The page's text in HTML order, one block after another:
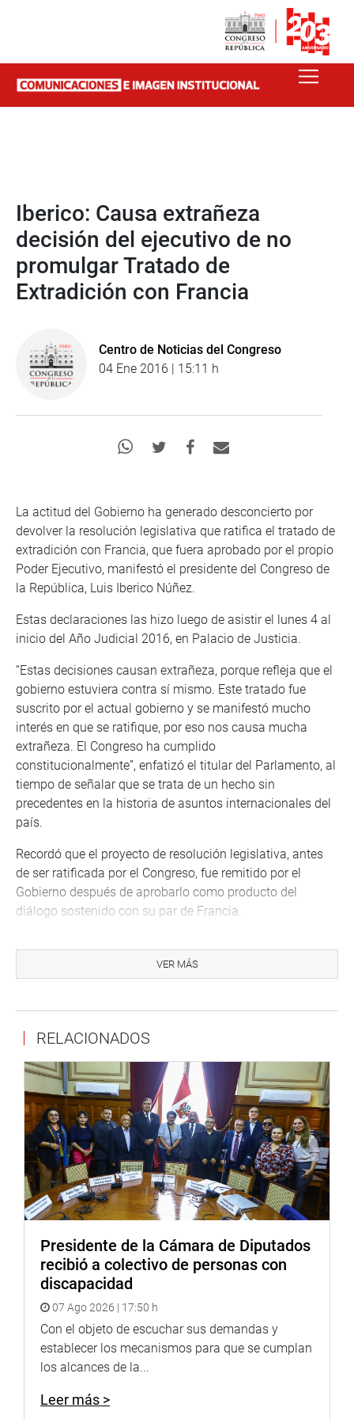
Iberico: Causa extrañeza
decisión del ejecutivo de no
promulgar Tratado de
Extradición con Francia
Centro de Noticias del Congreso
04 Ene 2016 | 15:11 h
La actitud del Gobierno ha generado desconcierto por
devolver la resolución legislativa que ratifica el tratado de
extradición con Francia, que fuera aprobado por el propio
Poder Ejecutivo, manifestó el presidente del Congreso de
la República, Luis Iberico Núñez.
Estas declaraciones las hizo luego de asistir el lunes 4 al
inicio del Año Judicial 2016, en Palacio de Justicia.
“Estas decisiones causan extrañeza, porque refleja que el
gobierno estuviera contra sí mismo. Este tratado fue
suscrito por el actual gobierno y se manifestó mucho
interés en que se ratifique, por eso nos causa mucha
extrañeza. El Congreso ha cumplido
constitucionalmente”, enfatizó el titular del Parlamento, al
tiempo de señalar que se trata de un hecho sin
precedentes en la historia de asuntos internacionales del
país.
Recordó que el proyecto de resolución legislativa, antes
de ser ratificada por el Congreso, fue remitido por el
Gobierno después de aprobarlo como producto del
diálogo sostenido con su par de Francia.
remitida por el Ejecutivo, el Congreso lo analiza, a través
de la Comisión de Relaciones Exteriores, y lo aprueba sin
Relató que apenas conocido este impasse se lo comunicó
y envió el oficio respectivo al presidente de la Comisión
de Relaciones Exteriores, Elías Rodríguez Zavaleta (CP),
que es el grupo de trabajo dictaminador. Fue él quien
determinó convocar a la canciller para que explique sobre
el sustento jurídico y constitucional de estas decisiones
que causan extrañeza, así como para que informe si el
gobierno de Francia tiene conocimiento del hecho.
Iberico señaló que lo único que el Congreso puede
legislativa del tratado con Francia, porque no hay
observaciones a un proyecto de ley de resolución
legislativa que es remitida precisamente por el Ejecutivo.
Además, dijo que en el oficio enviado por el Ejecutivo no
se anota ninguna observación, y eso es lo que causa
extrañeza. “Es una situación que nos deja prácticamente
son las relaciones internacionales”, expresó.
VER MÁS
RELACIONADOS
Presidente de la Cámara de Diputados
recibió a colectivo de personas con
discapacidad
07 Ago 2026 | 17:50 h
Con el objeto de escuchar sus demandas y
establecer los mecanismos para que se cumplan
los alcances de la...
Leer más >